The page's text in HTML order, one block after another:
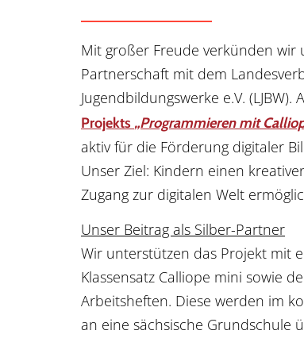
Mit großer Freude verkünden wir
Partnerschaft mit dem
Jugendbildungswerke e.V. (LJBW).
Projekts „Programmieren mit
aktiv für die Förderung digitaler
Unser Ziel: Kindern einen
Zugang zur digitalen Welt
Unser Beitrag als Silber-Partner
Wir unterstützen das Projekt mit
Klassensatz Calliope mini sowie
Arbeitsheften. Diese werden im
an eine sächsische Grundschule